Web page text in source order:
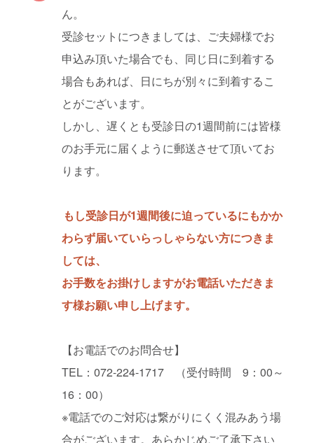
ん。
受診セットにつきましては、ご夫婦様でお
申込み頂いた場合でも、同じ日に到着する
場合もあれば、日にちが別々に到着するこ
とがございます。
しかし、遅くとも受診日の1週間前には皆様
のお手元に届くように郵送させて頂いてお
ります。
もし受診日が1週間後に迫っているにもかか
わらず届いていらっしゃらない方につきま
しては、
お手数をお掛けしますがお電話いただきま
す様お願い申し上げます。
【お電話でのお問合せ】
TEL：072-224-1717 （受付時間 9：00～
16：00）
※電話でのご対応は繋がりにくく混みあう場
合がございます。あらかじめご了承下さい